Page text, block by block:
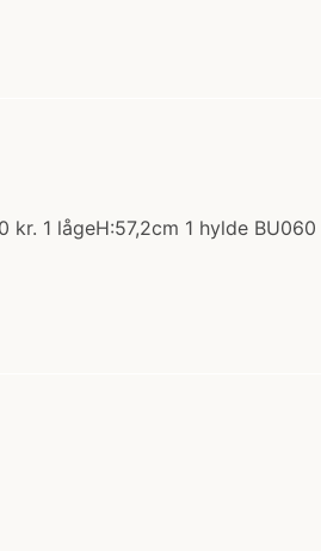
1 lågeH:57,2cm 1 hylde